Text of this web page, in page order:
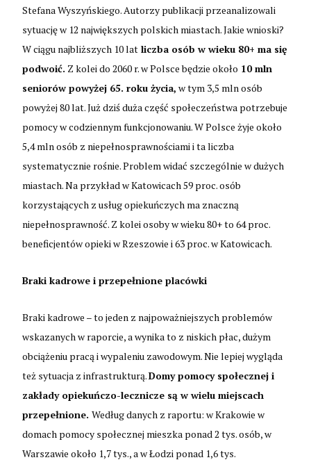
Stefana Wyszyńskiego. Autorzy publikacji przeanalizowali
sytuację w 12 największych polskich miastach. Jakie wnioski?
W ciągu najbliższych 10 lat liczba osób w wieku 80+ ma się
podwoić. Z kolei do 2060 r. w Polsce będzie około 10 mln
seniorów powyżej 65. roku życia, w tym 3,5 mln osób
powyżej 80 lat. Już dziś duża część społeczeństwa potrzebuje
pomocy w codziennym funkcjonowaniu. W Polsce żyje około
5,4 mln osób z niepełnosprawnościami i ta liczba
systematycznie rośnie. Problem widać szczególnie w dużych
miastach. Na przykład w Katowicach 59 proc. osób
korzystających z usług opiekuńczych ma znaczną
niepełnosprawność. Z kolei osoby w wieku 80+ to 64 proc.
beneficjentów opieki w Rzeszowie i 63 proc. w Katowicach.
Braki kadrowe i przepełnione placówki
Braki kadrowe – to jeden z najpoważniejszych problemów
wskazanych w raporcie, a wynika to z niskich płac, dużym
obciążeniu pracą i wypaleniu zawodowym. Nie lepiej wygląda
też sytuacja z infrastrukturą.Domy pomocy społecznej i
zakłady opiekuńczo-lecznicze są w wielu miejscach
przepełnione.Według danych z raportu: w Krakowie w
domach pomocy społecznej mieszka ponad 2 tys. osób, w
Warszawie około 1,7 tys., a w Łodzi ponad 1,6 tys.